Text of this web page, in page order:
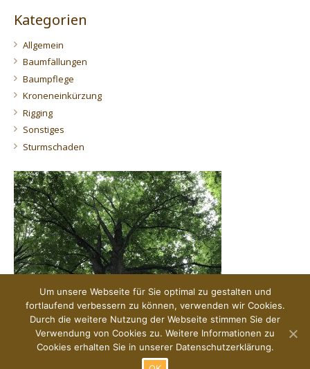
Kategorien
Allgemein
Baumfällungen
Baumpflege
Kroneneinkürzung
Rigging
Sonstiges
Sturmschaden
Der Blick von unten.
Um unsere Webseite für Sie optimal zu gestalten und
fortlaufend verbessern zu können, verwenden wir Cookies.
Durch die weitere Nutzung der Webseite stimmen Sie der
Verwendung von Cookies zu. Weitere Informationen zu
Cookies erhalten Sie in unserer Datenschutzerklärung.